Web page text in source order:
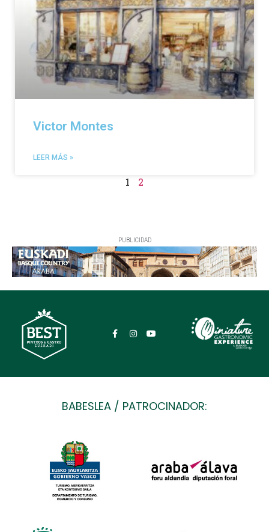
Victor Montes
LEER MÁS »
1 2
PUBLICIDAD
BABESLEA / PATROCINADOR: